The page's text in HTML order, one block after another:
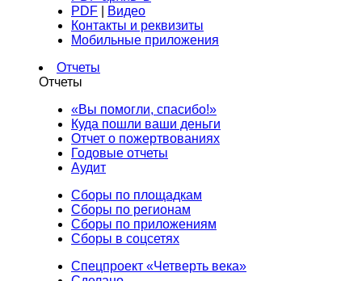
PDF
Видео
Контакты и реквизиты
Мобильные приложения
Отчеты
Отчеты
«Вы помогли, спасибо!»
Куда пошли ваши деньги
Отчет о пожертвованиях
Годовые отчеты
Аудит
Сборы по площадкам
Сборы по регионам
Сборы по приложениям
Сборы в соцсетях
Спецпроект «Четверть века»